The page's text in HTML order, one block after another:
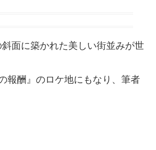
面に築かれた美しい街並みが世
報酬』のロケ地にもなり、筆者